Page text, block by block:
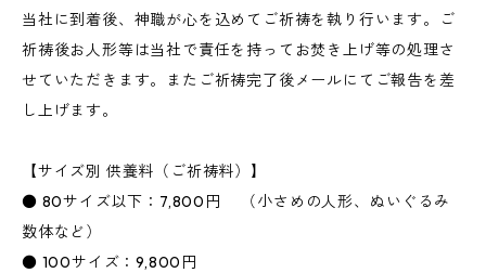
当社に到着後、神職が心を込めてご祈祷を執り行います。ご
祈祷後お人形等は当社で責任を持ってお焚き上げ等の処理さ
せていただきます。またご祈祷完了後メールにてご報告を差
し上げます。
【サイズ別 供養料（ご祈祷料）】
● 80サイズ以下：7,800円 （小さめの人形、ぬいぐるみ
数体など）
● 100サイズ：9,800円